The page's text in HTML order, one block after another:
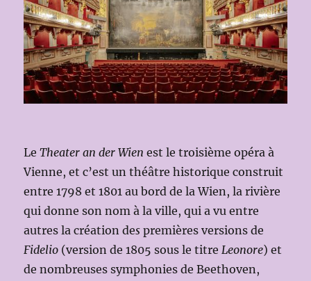
LeTheater an der Wien est le troisième opéra à
Vienne, et c’est un théâtre historique construit
entre 1798 et 1801 au bord de la Wien, la rivière
qui donne son nom à la ville, qui a vu entre
autres la création despremières versions de
Fidelio (version de 1805 sous le titreLeonore) et
de nombreuses symphonies de Beethoven,